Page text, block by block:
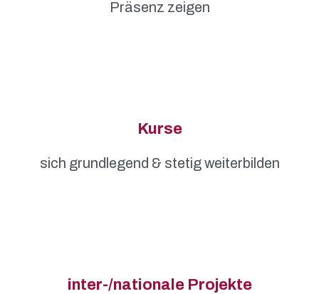
Präsenz zeigen
Kurse
sich grundlegend & stetig weiterbilden
inter-/nationale Projekte